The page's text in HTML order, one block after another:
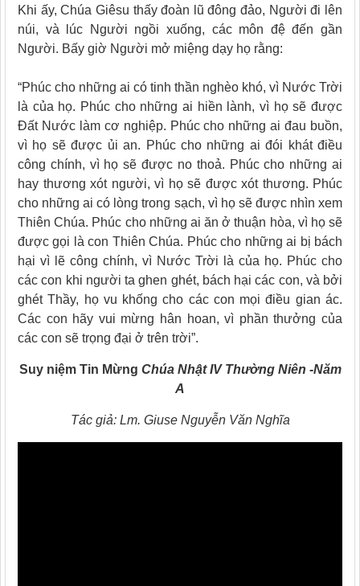
Khi ấy, Chúa Giêsu thấy đoàn lũ đông đảo, Người đi lên
núi, và lúc Người ngồi xuống, các môn đệ đến gần
Người. Bấy giờ Người mở miệng dạy họ rằng:
“Phúc cho những ai có tinh thần nghèo khó, vì Nước Trời
là của họ. Phúc cho những ai hiền lành, vì họ sẽ được
Ðất Nước làm cơ nghiệp. Phúc cho những ai đau buồn,
vì họ sẽ được ủi an. Phúc cho những ai đói khát điều
công chính, vì họ sẽ được no thoả. Phúc cho những ai
hay thương xót người, vì họ sẽ được xót thương. Phúc
cho những ai có lòng trong sạch, vì họ sẽ được nhìn xem
Thiên Chúa. Phúc cho những ai ăn ở thuận hòa, vì họ sẽ
được gọi là con Thiên Chúa. Phúc cho những ai bị bách
hại vì lẽ công chính, vì Nước Trời là của họ. Phúc cho
các con khi người ta ghen ghét, bách hại các con, và bởi
ghét Thầy, họ vu khống cho các con mọi điều gian ác.
Các con hãy vui mừng hân hoan, vì phần thưởng của
các con sẽ trọng đại ở trên trời”.
Suy niệm Tin Mừng Chúa Nhật IV Thường Niên -Năm
A
Tác giả: Lm. Giuse Nguyễn Văn Nghĩa